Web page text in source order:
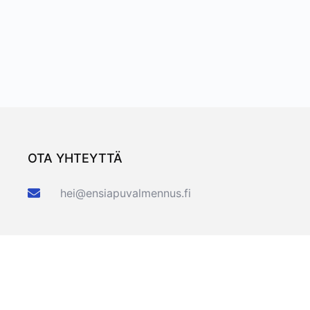
OTA YHTEYTTÄ
hei@ensiapuvalmennus.fi